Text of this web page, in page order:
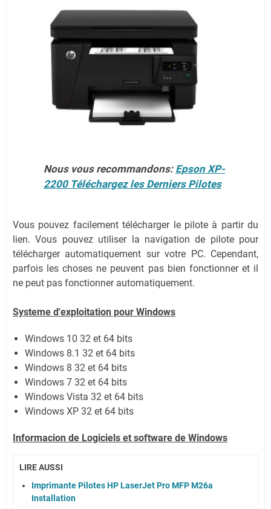
Nous vous recommandons: Epson XP-
2200 Téléchargez les Derniers Pilotes
Vous pouvez facilement télécharger le pilote à partir du
lien.Vous pouvez utiliser la navigation de pilote pour
télécharger automatiquement sur votre PC. Cependant,
parfois les choses ne peuvent pas bien fonctionner et il
ne peut pas fonctionner automatiquement.
Systeme d'exploitation pour Windows
Windows 10 32 et 64 bits
Windows 8.1 32 et 64 bits
Windows 8 32 et 64 bits
Windows 7 32 et 64 bits
Windows Vista 32 et 64 bits
Windows XP 32 et 64 bits
Informacion de Logiciels et software de Windows
LIRE AUSSI
Imprimante Pilotes HP LaserJet Pro MFP M26a
Installation